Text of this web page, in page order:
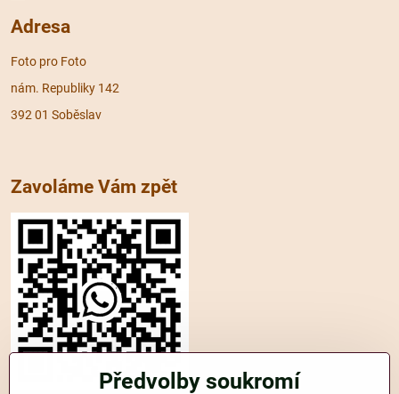
Adresa
Foto pro Foto
nám. Republiky 142
392 01 Soběslav
Zavoláme Vám zpět
Předvolby soukromí